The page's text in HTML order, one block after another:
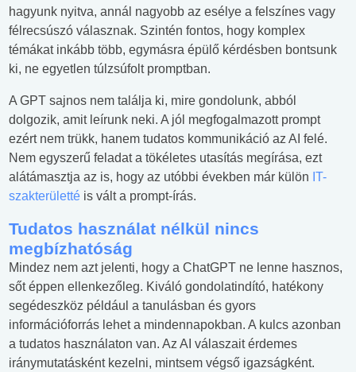
hagyunk nyitva, annál nagyobb az esélye a felszínes vagy
félrecsúszó válasznak. Szintén fontos, hogy komplex
témákat inkább több, egymásra épülő kérdésben bontsunk
ki, ne egyetlen túlzsúfolt promptban.
A GPT sajnos nem találja ki, mire gondolunk, abból
dolgozik, amit leírunk neki. A jól megfogalmazott prompt
ezért nem trükk, hanem tudatos kommunikáció az AI felé.
Nem egyszerű feladat a tökéletes utasítás megírása, ezt
alátámasztja az is, hogy az utóbbi években már külön IT-
szakterületté is vált a prompt-írás.
Tudatos használat nélkül nincs
megbízhatóság
Mindez nem azt jelenti, hogy a ChatGPT ne lenne hasznos,
sőt éppen ellenkezőleg. Kiváló gondolatindító, hatékony
segédeszköz például a tanulásban és gyors
információforrás lehet a mindennapokban. A kulcs azonban
a tudatos használaton van. Az AI válaszait érdemes
iránymutatásként kezelni, mintsem végső igazságként.